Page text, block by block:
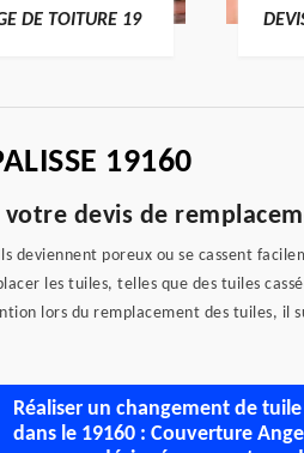
DE TOITURE 19
19160
devis de
poreux ou se cassent
les tuiles, telles que des tuiles
lors du remplacement des tuiles, il
Réaliser un changement de tuile
dans le 19160 : Couverture